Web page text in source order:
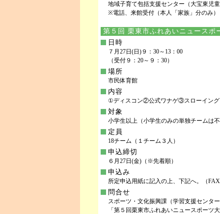
地域子育て包括支援センター（大宝東児
※電話、来館受付（本人「家族」分のみ）
第５回 栗東市ふれあいニュースポ
日時
７月27日(日)９：30～13：00
（受付９：20～９：30）
場所
市民体育館
内容
①ディスコン②公式ワナゲ③スローイング
対象
小学生以上（小学生のみの単独チームは
定員
18チーム（１チーム３人）
申込締切
６月27日(金)（※先着順）
申込み
所定申込用紙に記入の上、下記へ。（
問合せ
スポーツ・文化振興課（学習支援センタ
「第５回栗東市ふれあいニュースポー